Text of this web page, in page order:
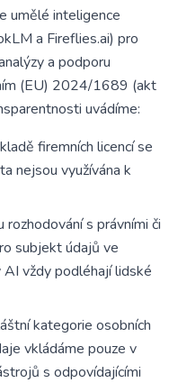
umělé inteligence
a Fireflies.ai) pro
a podporu
(EU) 2024/1689 (akt
uvádíme:
firemních licencí se
nejsou využívána k
s právními či
subjekt údajů ve
vždy podléhají lidské
kategorie osobních
vkládáme pouze v
s odpovídajícími